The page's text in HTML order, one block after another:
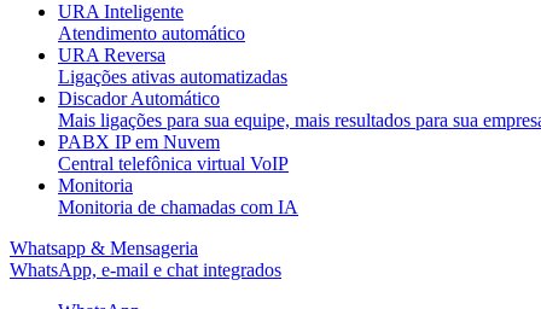
URA Inteligente
Atendimento automático
URA Reversa
Ligações ativas automatizadas
Discador Automático
Mais ligações para sua equipe, mais resultados para sua
PABX IP em Nuvem
Central telefônica virtual VoIP
Monitoria
Monitoria de chamadas com IA
Whatsapp & Mensageria
WhatsApp, e-mail e chat integrados